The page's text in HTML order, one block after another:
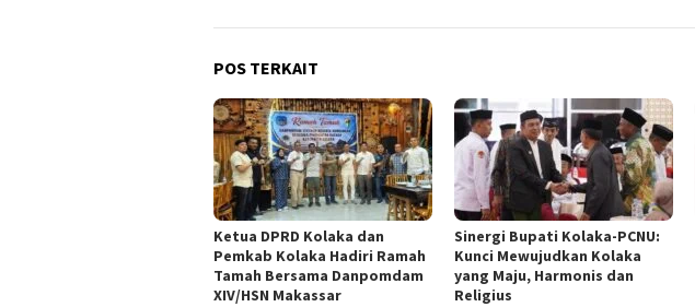
POS TERKAIT
Ketua DPRD Kolaka dan
Pemkab Kolaka Hadiri Ramah
Tamah Bersama Danpomdam
XIV/HSN Makassar
Sinergi Bupati Kolaka-PCNU:
Kunci Mewujudkan Kolaka
yang Maju, Harmonis dan
Religius